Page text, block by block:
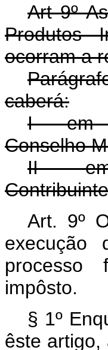
Art 9º
Produtos
ocorram a
caberá:
I - em
Conselho
II - em
Art. 9º
execução
processo
§ 1º
êste artigo,